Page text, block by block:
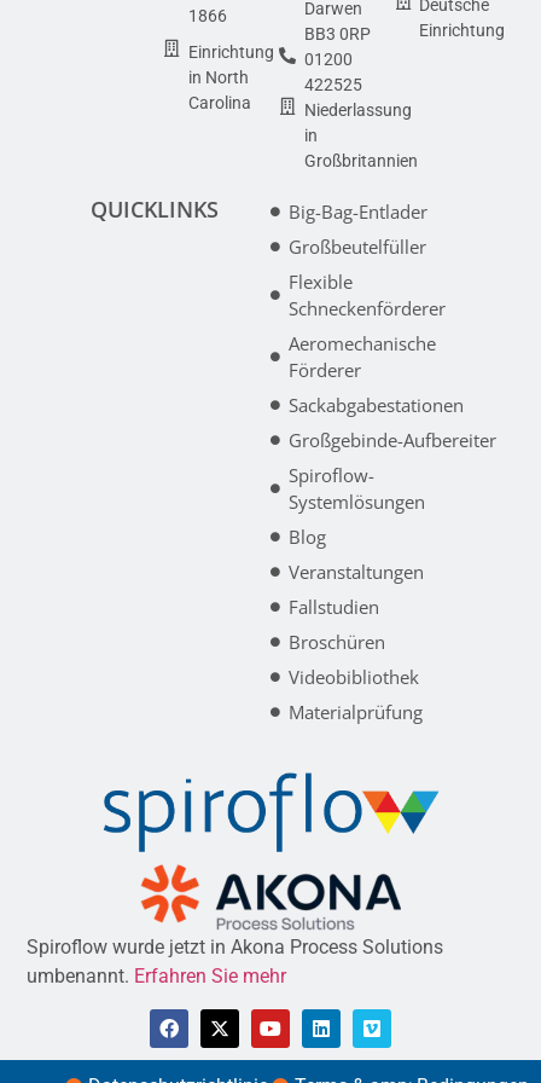
1866
Einrichtung
in North
Carolina
Darwen
BB3 0RP
01200
422525
Niederlassung
in
Großbritannien
Deutsche
Einrichtung
QUICKLINKS
Big-Bag-Entlader
Großbeutelfüller
Flexible
Schneckenförderer
Aeromechanische
Förderer
Sackabgabestationen
Großgebinde-Aufbereiter
Spiroflow-
Systemlösungen
Blog
Veranstaltungen
Fallstudien
Broschüren
Videobibliothek
Materialprüfung
Spiroflow wurde jetzt in Akona Process Solutions
umbenannt. Erfahren Sie mehr